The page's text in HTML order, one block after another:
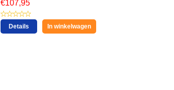
€107,95
Details In winkelwagen